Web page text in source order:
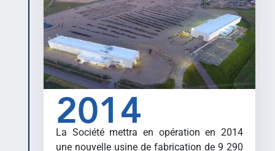
2014
La Société mettra en opération en 2014
une nouvelle usine de fabrication de 9 290